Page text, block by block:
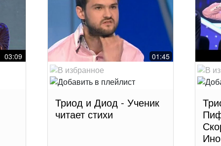
03:09 01:45
Триод и Диод - Ученик
читает стихи